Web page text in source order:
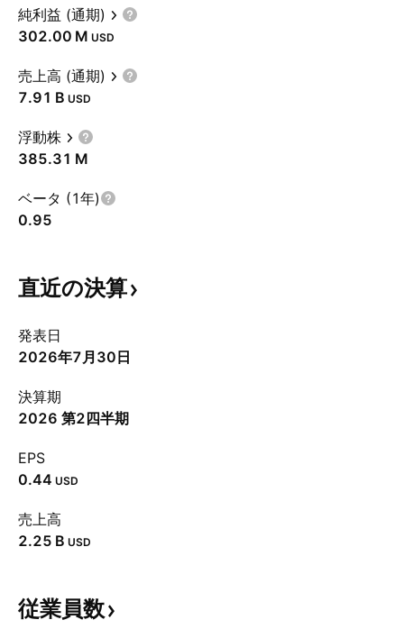
純利益 (通期)
‪302.00 M‬ USD
売上高 (通期)
‪7.91 B‬ USD
浮動株
‪385.31 M‬
ベータ (1年)
0.95
直近の決算
発表日
2026年7月30日
決算期
2026 第2四半期
EPS
0.44 USD
売上高
‪2.25 B‬ USD
従業員数